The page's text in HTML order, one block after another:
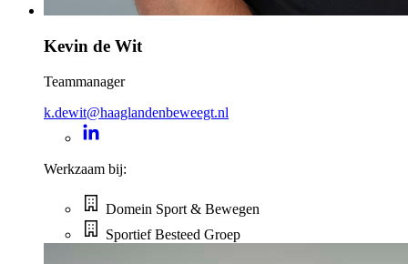
Kevin de Wit
Teammanager
k.dewit@haaglandenbeweegt.nl
Werkzaam bij:
Domein Sport & Bewegen
Sportief Besteed Groep